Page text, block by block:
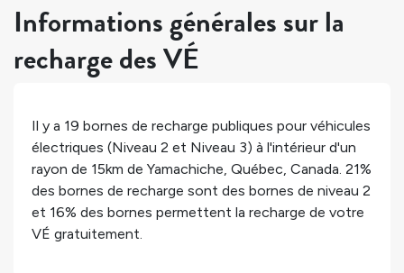
Informations générales sur la
recharge des VÉ
Il y a 19 bornes de recharge publiques pour véhicules
électriques (Niveau 2 et Niveau 3) à l'intérieur d'un
rayon de 15km de Yamachiche, Québec, Canada. 21%
des bornes de recharge sont des bornes de niveau 2
et 16% des bornes permettent la recharge de votre
VÉ gratuitement.